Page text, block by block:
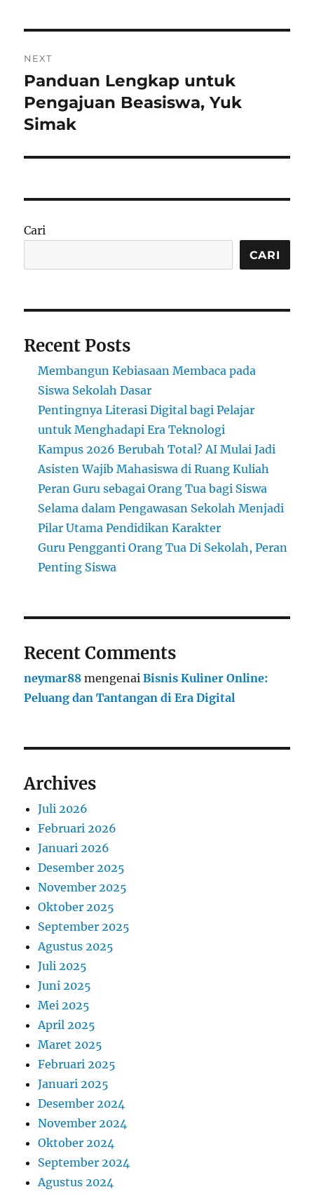
pos
NEXT
Next
post:
Panduan Lengkap untuk
Pengajuan Beasiswa, Yuk
Simak
Cari
CARI
Recent Posts
Membangun Kebiasaan Membaca pada
Siswa Sekolah Dasar
Pentingnya Literasi Digital bagi Pelajar
untuk Menghadapi Era Teknologi
Kampus 2026 Berubah Total? AI Mulai Jadi
Asisten Wajib Mahasiswa di Ruang Kuliah
Peran Guru sebagai Orang Tua bagi Siswa
Selama dalam Pengawasan Sekolah Menjadi
Pilar Utama Pendidikan Karakter
Guru Pengganti Orang Tua Di Sekolah, Peran
Penting Siswa
Recent Comments
neymar88 mengenaiBisnis Kuliner Online:
Peluang dan Tantangan di Era Digital
Archives
Juli 2026
Februari 2026
Januari 2026
Desember 2025
November 2025
Oktober 2025
September 2025
Agustus 2025
Juli 2025
Juni 2025
Mei 2025
April 2025
Maret 2025
Februari 2025
Januari 2025
Desember 2024
November 2024
Oktober 2024
September 2024
Agustus 2024